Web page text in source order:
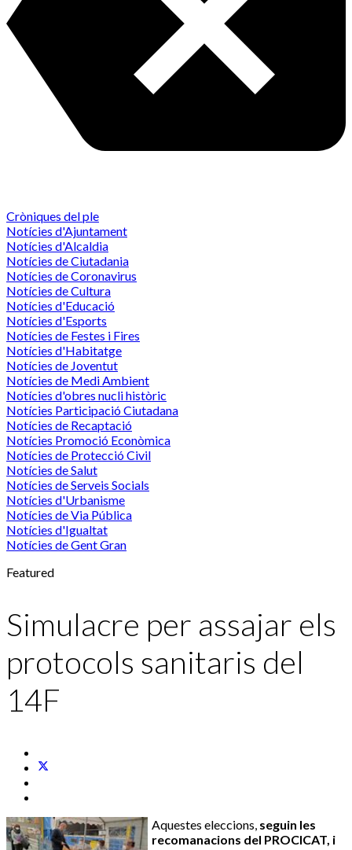
Cròniques del ple
Notícies d'Ajuntament
Notícies d'Alcaldia
Notícies de Ciutadania
Notícies de Coronavirus
Notícies de Cultura
Notícies d'Educació
Notícies d'Esports
Notícies de Festes i Fires
Notícies d'Habitatge
Notícies de Joventut
Notícies de Medi Ambient
Notícies d'obres nucli històric
Notícies Participació Ciutadana
Notícies de Recaptació
Notícies Promoció Econòmica
Notícies de Protecció Civil
Notícies de Salut
Notícies de Serveis Socials
Notícies d'Urbanisme
Notícies de Via Pública
Notícies d'Igualtat
Notícies de Gent Gran
Featured
Simulacre per assajar els
protocols sanitaris del
14F
Aquestes eleccions, seguin les
recomanacions del PROCICAT, i